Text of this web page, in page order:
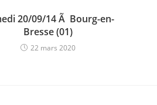
20/09/14 Ã Bourg-en-
Bresse (01)
22 mars 2020